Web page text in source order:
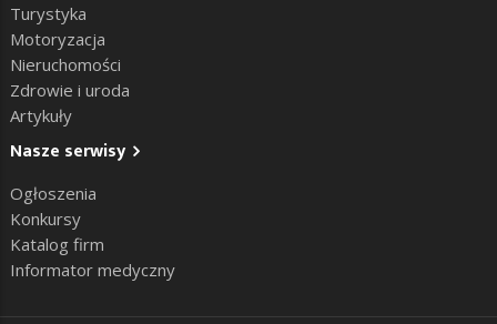
Turystyka
Motoryzacja
Nieruchomości
Zdrowie i uroda
Artykuły
Nasze serwisy
Ogłoszenia
Konkursy
Katalog firm
Informator medyczny